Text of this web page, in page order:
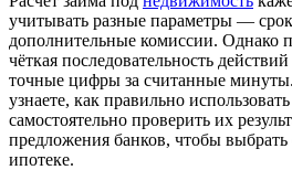
учитывать разные параметры —
дополнительные комиссии. Однако
чёткая последовательность
точные цифры за считанные
узнаете, как правильно
самостоятельно проверить их
предложения банков, чтобы
ипотеке.